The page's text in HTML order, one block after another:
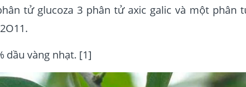
tử glucoza 3 phân tử axic galic và một phân
dầu vàng nhạt. [1]